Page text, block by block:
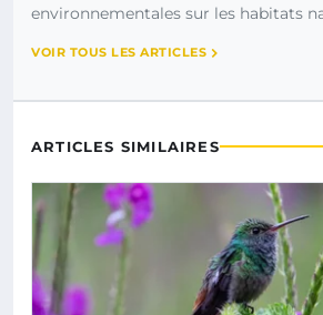
environnementales sur les habitats
VOIR TOUS LES ARTICLES
ARTICLES SIMILAIRES